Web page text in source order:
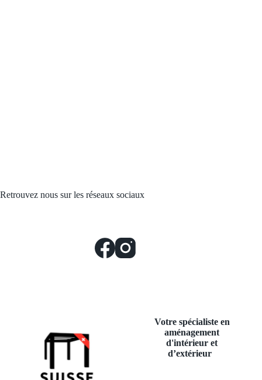
Retrouvez nous sur les réseaux sociaux
Votre spécialiste en
aménagement
d'intérieur et
d’extérieur